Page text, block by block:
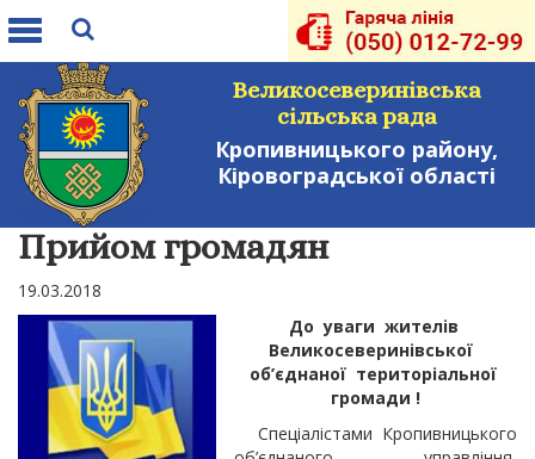
Toggle
Великосеверинівська
сільська рада
Кропивницького району,
Кіровоградської області
Прийом громадян
19.03.2018
До уваги жителів
Великосеверинівської
об’єднаної територіальної
громади !
Спеціалістами Кропивницького